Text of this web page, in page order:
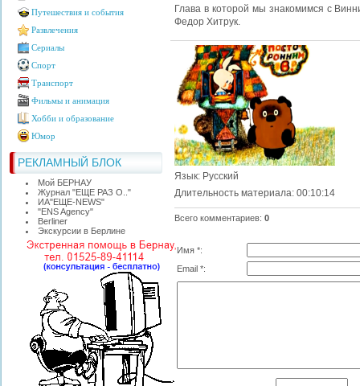
Путешествия и события
Развлечения
Сериалы
Спорт
Транспорт
Фильмы и анимация
Хобби и образование
Юмор
РЕКЛАМНЫЙ БЛОК
Мой БЕРНАУ
Журнал "ЕЩЕ РАЗ О.."
ИА"ЕЩЕ-NEWS"
"ЕNS Agency"
Berliner
Экскурсии в Берлине
Глава в которой мы знакомимся с
Федор Хитрук.
Язык: Русский
Длительность материала: 00:10:14
Всего комментариев: 0
Имя *:
Email *: